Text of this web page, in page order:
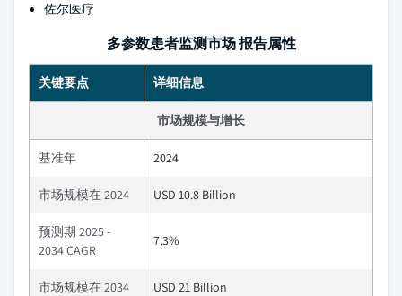
佐尔医疗
多参数患者监测市场 报告属性
关键要点 详细信息
市场规模与增长
基准年 2024
市场规模在 2024 USD 10.8 Billion
预测期 2025 -
2034 CAGR
7.3%
市场规模在 2034 USD 21 Billion